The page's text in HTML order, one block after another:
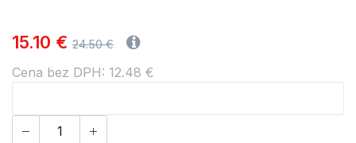
15.10 € 24.50 €
Cena bez DPH: 12.48 €